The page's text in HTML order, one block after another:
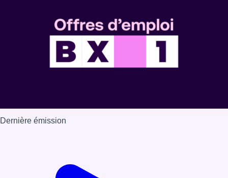
Dernière émission